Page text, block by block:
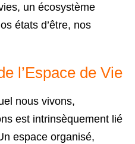
un écosystème
états d’être, nos
l’Espace de Vie
nous vivons,
est intrinsèquement lié
espace organisé,